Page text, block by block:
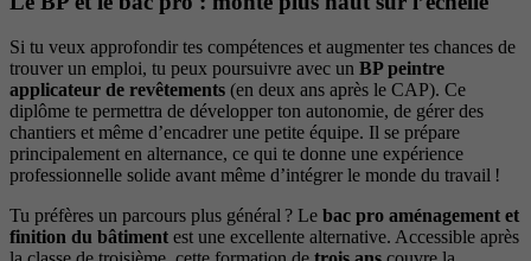
Si tu veux approfondir tes compétences et augmenter tes chances de
trouver un emploi, tu peux poursuivre avec un BP peintre
applicateur de revêtements (en deux ans après le CAP). Ce
diplôme te permettra de développer ton autonomie, de gérer des
chantiers et même d’encadrer une petite équipe. Il se prépare
principalement en alternance, ce qui te donne une expérience
professionnelle solide avant même d’intégrer le monde du travail !
Tu préfères un parcours plus général ? Le bac pro aménagement et
finition du bâtiment est une excellente alternative. Accessible après